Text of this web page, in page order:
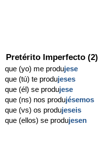
Pretérito Imperfecto (2)
que (yo) me produjese
que (tú) te produjeses
que (él) se produjese
que (ns) nos produjésemos
que (vs) os produjeseis
que (ellos) se produjesen